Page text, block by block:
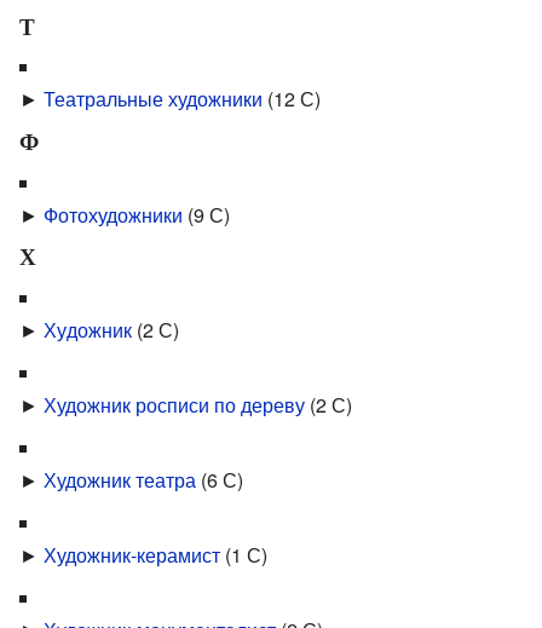
Т
► Театральные художники (12 С)
Ф
► Фотохудожники (9 С)
Х
► Ху­дожник (2 С)
► Художник росписи по дереву (2 С)
► Художник театра (6 С)
► Художник-керамист (1 С)